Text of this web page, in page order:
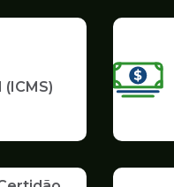
(ICMS)